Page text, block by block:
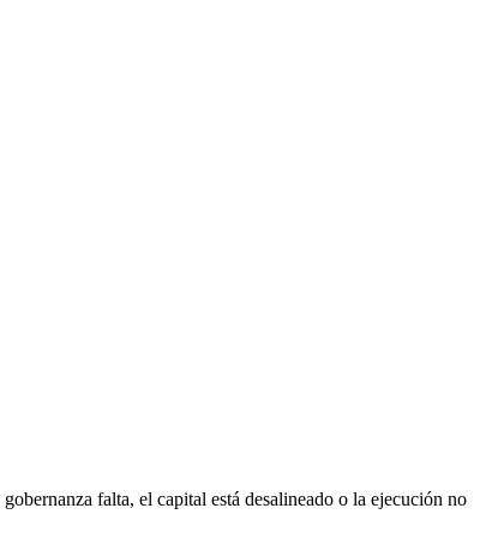
falta, el capital está desalineado o la ejecución no